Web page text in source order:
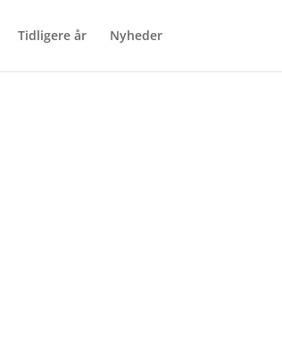
Tidligere år Nyheder